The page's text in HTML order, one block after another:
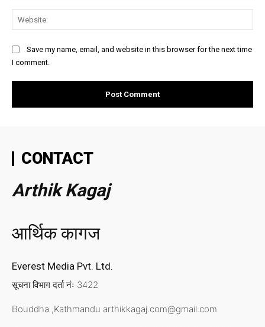
Save my name, email, and website in this browser for the next time
I comment.
CONTACT
Arthik Kagaj
आर्थिक कागज
Everest Media Pvt. Ltd.
सूचना विभाग दर्ता नंः 3422
Bouddha ,Kathmandu arthikkagaj.com@gmail.com